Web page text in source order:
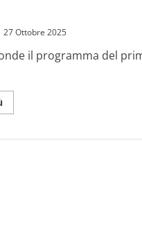
dopo
il
trapianto
di
27 Ottobre 2025
il programma del
informazioni